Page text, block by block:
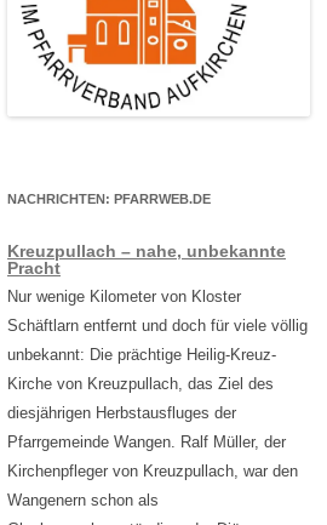
NACHRICHTEN: PFARRWEB.DE
Kreuzpullach – nahe, unbekannte
Pracht
Nur wenige Kilometer von Kloster
Schäftlarn entfernt und doch für viele völlig
unbekannt: Die prächtige Heilig-Kreuz-
Kirche von Kreuzpullach, das Ziel des
diesjährigen Herbstausfluges der
Pfarrgemeinde Wangen. Ralf Müller, der
Kirchenpfleger von Kreuzpullach, war den
Wangenern schon als